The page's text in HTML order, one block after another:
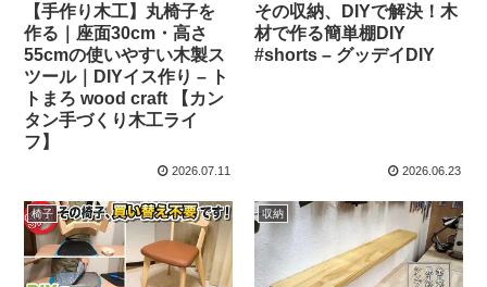
【手作り木工】丸椅子を
作る｜座面30cm・高さ
55cmの使いやすい木製ス
ツール｜DIYイス作り – ト
トまろ wood craft 【カン
タン手づくり木工ライ
フ】
2026.07.11
その収納、DIYで解決！木
材で作る簡単棚DIY
#shorts – グッデイDIY
2026.06.23
椅子 収納